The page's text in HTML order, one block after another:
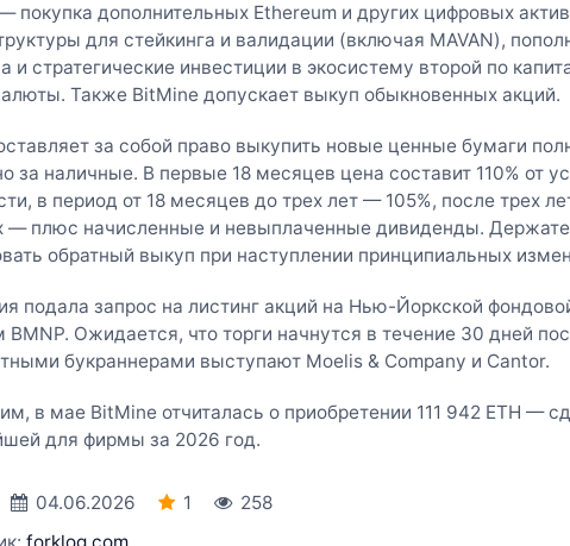
покупка дополнительных Ethereum и других цифровых
для стейкинга и валидации (включая MAVAN),
и стратегические инвестиции в экосистему второй по
Также BitMine допускает выкуп обыкновенных акций.
за собой право выкупить новые ценные бумаги
за наличные. В первые 18 месяцев цена составит 110% от
в период от 18 месяцев до трех лет — 105%, после трех
— плюс начисленные и невыплаченные дивиденды.
обратный выкуп при наступлении принципиальных
подала запрос на листинг акций на Нью-Йоркской
BMNP. Ожидается, что торги начнутся в течение 30 дней
букраннерами выступают Moelis & Company и Cantor.
в мае BitMine отчиталась о приобретении 111 942 ETH —
для фирмы за 2026 год.
04.06.2026 1
258